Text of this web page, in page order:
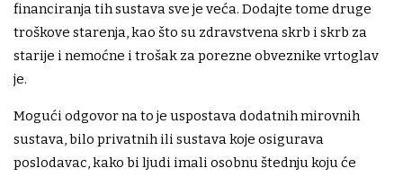
financiranja tih sustava sve je veća. Dodajte tome druge
troškove starenja, kao što su zdravstvena skrb i skrb za
starije i nemoćne i trošak za porezne obveznike vrtoglav
je.
Mogući odgovor na to je uspostava dodatnih mirovnih
sustava, bilo privatnih ili sustava koje osigurava
poslodavac, kako bi ljudi imali osobnu štednju koju će